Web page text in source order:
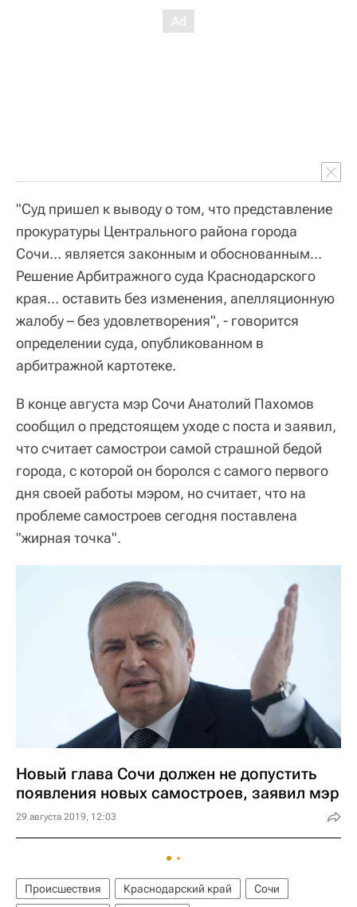
"Суд пришел к выводу о том, что представление
прокуратуры Центрального района города
Сочи… является законным и обоснованным…
Решение Арбитражного суда Краснодарского
края… оставить без изменения, апелляционную
жалобу – без удовлетворения", - говорится
определении суда, опубликованном в
арбитражной картотеке.
В конце августа мэр Сочи Анатолий Пахомов
сообщил о предстоящем уходе с поста и заявил,
что считает самострои самой страшной бедой
города, с которой он боролся с самого первого
дня своей работы мэром, но считает, что на
проблеме самостроев сегодня поставлена
"жирная точка".
Новый глава Сочи должен не допустить
появления новых самостроев, заявил мэр
29 августа 2019, 12:03
Происшествия Краснодарский край
Сочи